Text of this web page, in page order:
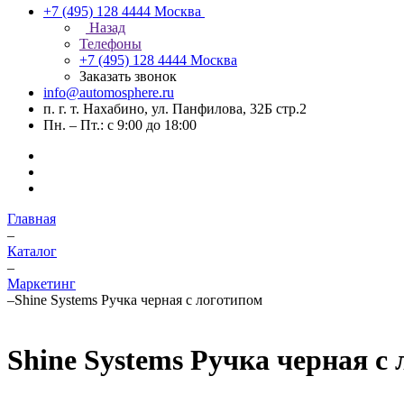
+7 (495) 128 4444 Москва
Назад
Телефоны
+7 (495) 128 4444 Москва
Заказать звонок
info@automosphere.ru
п. г. т. Нахабино, ул. Панфилова, 32Б стр.2
Пн. – Пт.: с 9:00 до 18:00
Главная
–
Каталог
–
Маркетинг
–Shine Systems Ручка черная с логотипом
Shine Systems Ручка черная с